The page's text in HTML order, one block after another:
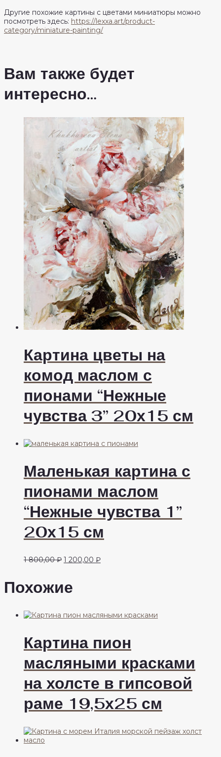
Другие похожие картины с цветами миниатюры можно
посмотреть здесь: https://lexxa.art/product-
category/miniature-painting/
Вам также будет
интересно…
Картина цветы на
комод маслом с
пионами “Нежные
чувства 3” 20х15 см
Маленькая картина с
пионами маслом
“Нежные чувства 1”
20х15 см
1 800,00₽ Первоначальная
1
800,00 ₽.
1 200,00 ₽Текущая
Похожие
Картина пион
масляными красками
на холсте в гипсовой
раме 19,5х25 см